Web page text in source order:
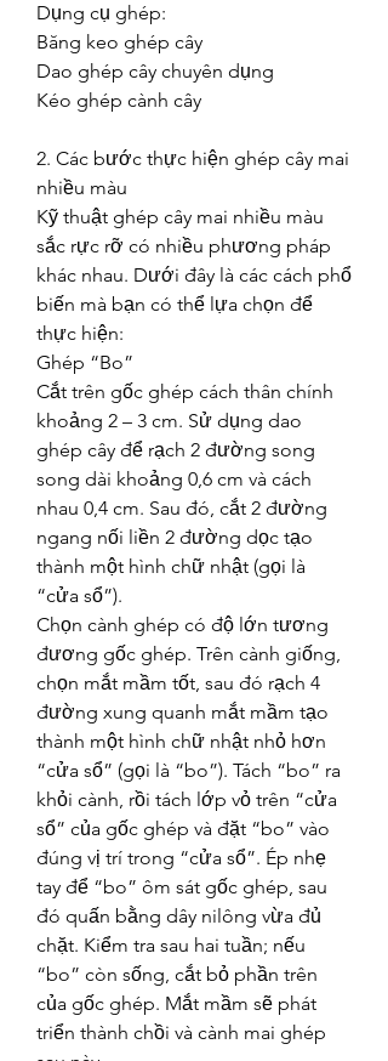
Dụng cụ ghép:
Băng keo ghép cây
Dao ghép cây chuyên dụng
Kéo ghép cành cây
2. Các bước thực hiện ghép cây mai
nhiều màu
Kỹ thuật ghép cây mai nhiều màu
sắc rực rỡ có nhiều phương pháp
khác nhau. Dưới đây là các cách phổ
biến mà bạn có thể lựa chọn để
thực hiện:
Ghép “Bo”
Cắt trên gốc ghép cách thân chính
khoảng 2 – 3 cm. Sử dụng dao
ghép cây để rạch 2 đường song
song dài khoảng 0,6 cm và cách
nhau 0,4 cm. Sau đó, cắt 2 đường
ngang nối liền 2 đường dọc tạo
thành một hình chữ nhật (gọi là
“cửa sổ”).
Chọn cành ghép có độ lớn tương
đương gốc ghép. Trên cành giống,
chọn mắt mầm tốt, sau đó rạch 4
đường xung quanh mắt mầm tạo
thành một hình chữ nhật nhỏ hơn
“cửa sổ” (gọi là “bo”). Tách “bo” ra
khỏi cành, rồi tách lớp vỏ trên “cửa
sổ” của gốc ghép và đặt “bo” vào
đúng vị trí trong “cửa sổ”. Ép nhẹ
tay để “bo” ôm sát gốc ghép, sau
đó quấn bằng dây nilông vừa đủ
chặt. Kiểm tra sau hai tuần; nếu
“bo” còn sống, cắt bỏ phần trên
của gốc ghép. Mắt mầm sẽ phát
triển thành chồi và cành mai ghép